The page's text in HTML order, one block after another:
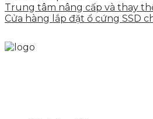
Trung tâm nâng cấp và thay
Cửa hàng lắp đặt ổ cứng SSD